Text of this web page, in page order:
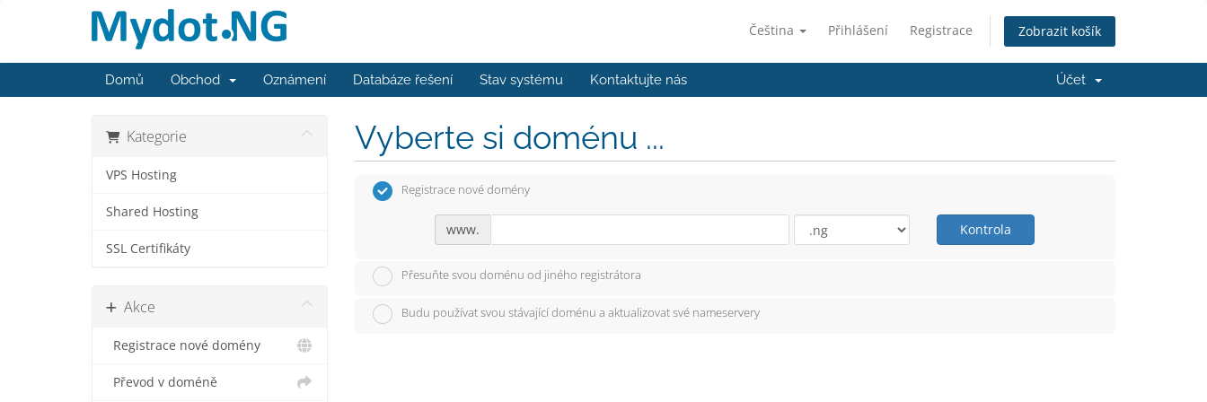
Čeština Přihlášení Registrace Zobrazit košík
Domů Obchod Oznámení Databáze řešení Stav systému Kontaktujte nás Účet
Kategorie
VPS Hosting
Shared Hosting
SSL Certifikáty
Akce
Registrace nové domény
Převod v doméně
Vyberte si doménu ...
Registrace nové domény
www. Kontrola
Přesuňte svou doménu od jiného registrátora
Budu používat svou stávající doménu a aktualizovat své nameservery